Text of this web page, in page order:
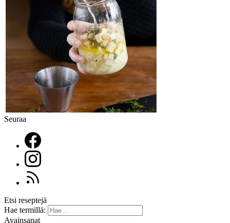
Seuraa
Etsi reseptejä
Hae termillä:
Avainsanat